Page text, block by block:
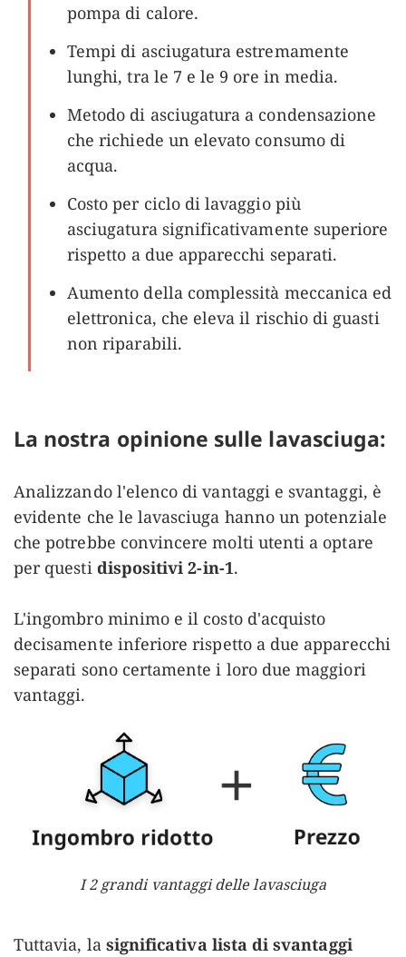
pompa di calore.
Tempi di asciugatura estremamente
lunghi, tra le 7 e le 9 ore in media.
Metodo di asciugatura a condensazione
che richiede un elevato consumo di
acqua.
Costo per ciclo di lavaggio più
asciugatura significativamente superiore
rispetto a due apparecchi separati.
Aumento della complessità meccanica ed
elettronica, che eleva il rischio di guasti
non riparabili.
La nostra opinione sulle lavasciuga:
Analizzando l'elenco di vantaggi e svantaggi, è
evidente che le lavasciuga hanno un potenziale
che potrebbe convincere molti utenti a optare
per questi dispositivi 2-in-1.
L'ingombro minimo e il costo d'acquisto
decisamente inferiore rispetto a due apparecchi
separati sono certamente i loro due maggiori
vantaggi.
I 2 grandi vantaggi delle lavasciuga
Tuttavia, la significativa lista di svantaggi